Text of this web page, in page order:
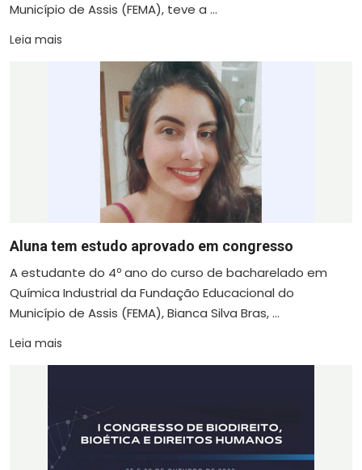
Município de Assis (FEMA), teve a ...
Leia mais
Aluna tem estudo aprovado em congresso
A estudante do 4º ano do curso de bacharelado em
Química Industrial da Fundação Educacional do
Município de Assis (FEMA), Bianca Silva Bras, ...
Leia mais